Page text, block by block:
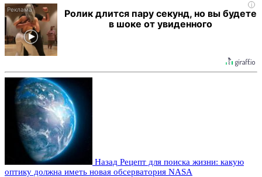
i
Ролик длится пару секунд, но вы будете
в шоке от увиденного
Назад Рецепт для поиска жизни: какую
оптику должна иметь новая обсерватория NASA